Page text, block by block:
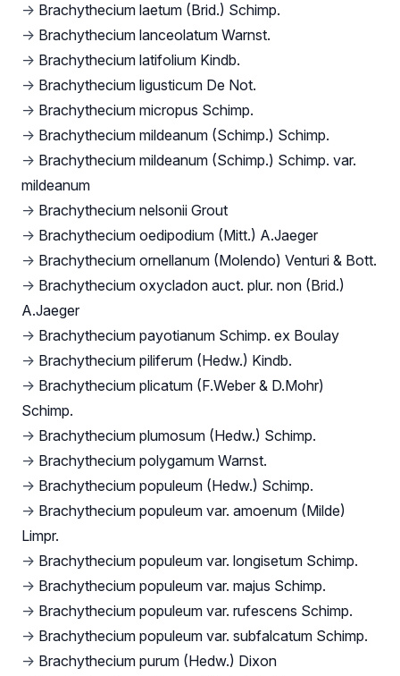
→ Brachythecium laetum (Brid.) Schimp.
→ Brachythecium lanceolatum Warnst.
→ Brachythecium latifolium Kindb.
→ Brachythecium ligusticum De Not.
→ Brachythecium micropus Schimp.
→ Brachythecium mildeanum (Schimp.) Schimp.
→ Brachythecium mildeanum (Schimp.) Schimp. var.
mildeanum
→ Brachythecium nelsonii Grout
→ Brachythecium oedipodium (Mitt.) A.Jaeger
→ Brachythecium ornellanum (Molendo) Venturi & Bott.
→ Brachythecium oxycladon auct. plur. non (Brid.)
A.Jaeger
→ Brachythecium payotianum Schimp. ex Boulay
→ Brachythecium piliferum (Hedw.) Kindb.
→ Brachythecium plicatum (F.Weber & D.Mohr)
Schimp.
→ Brachythecium plumosum (Hedw.) Schimp.
→ Brachythecium polygamum Warnst.
→ Brachythecium populeum (Hedw.) Schimp.
→ Brachythecium populeum var. amoenum (Milde)
Limpr.
→ Brachythecium populeum var. longisetum Schimp.
→ Brachythecium populeum var. majus Schimp.
→ Brachythecium populeum var. rufescens Schimp.
→ Brachythecium populeum var. subfalcatum Schimp.
→ Brachythecium purum (Hedw.) Dixon